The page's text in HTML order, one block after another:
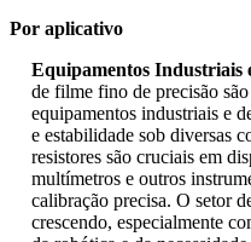
Por aplicativo
Equipamentos Industriais
de filme fino de precisão
equipamentos industriais e
e estabilidade sob diversas
resistores são cruciais em
multímetros e outros
calibração precisa. O setor
crescendo, especialmente